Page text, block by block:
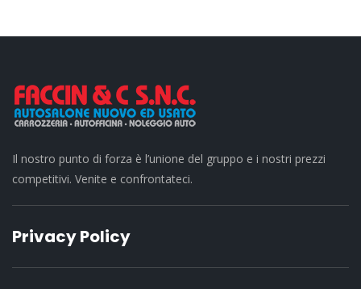
Il nostro punto di forza è l’unione del gruppo e i nostri prezzi
competitivi. Venite e confrontateci.
Privacy Policy